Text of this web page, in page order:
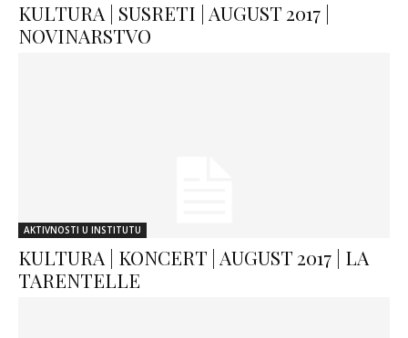
KULTURA | SUSRETI | AUGUST 2017 |
NOVINARSTVO
AKTIVNOSTI U INSTITUTU
KULTURA | KONCERT | AUGUST 2017 | LA
TARENTELLE